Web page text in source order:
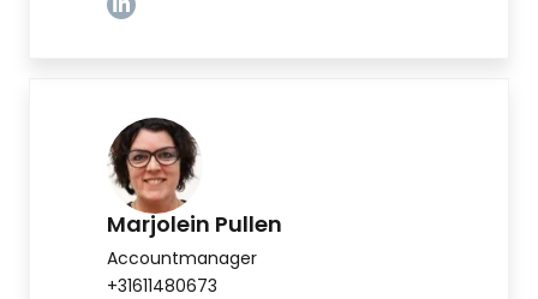
Linkedin
Marjolein Pullen
Accountmanager
+31611480673